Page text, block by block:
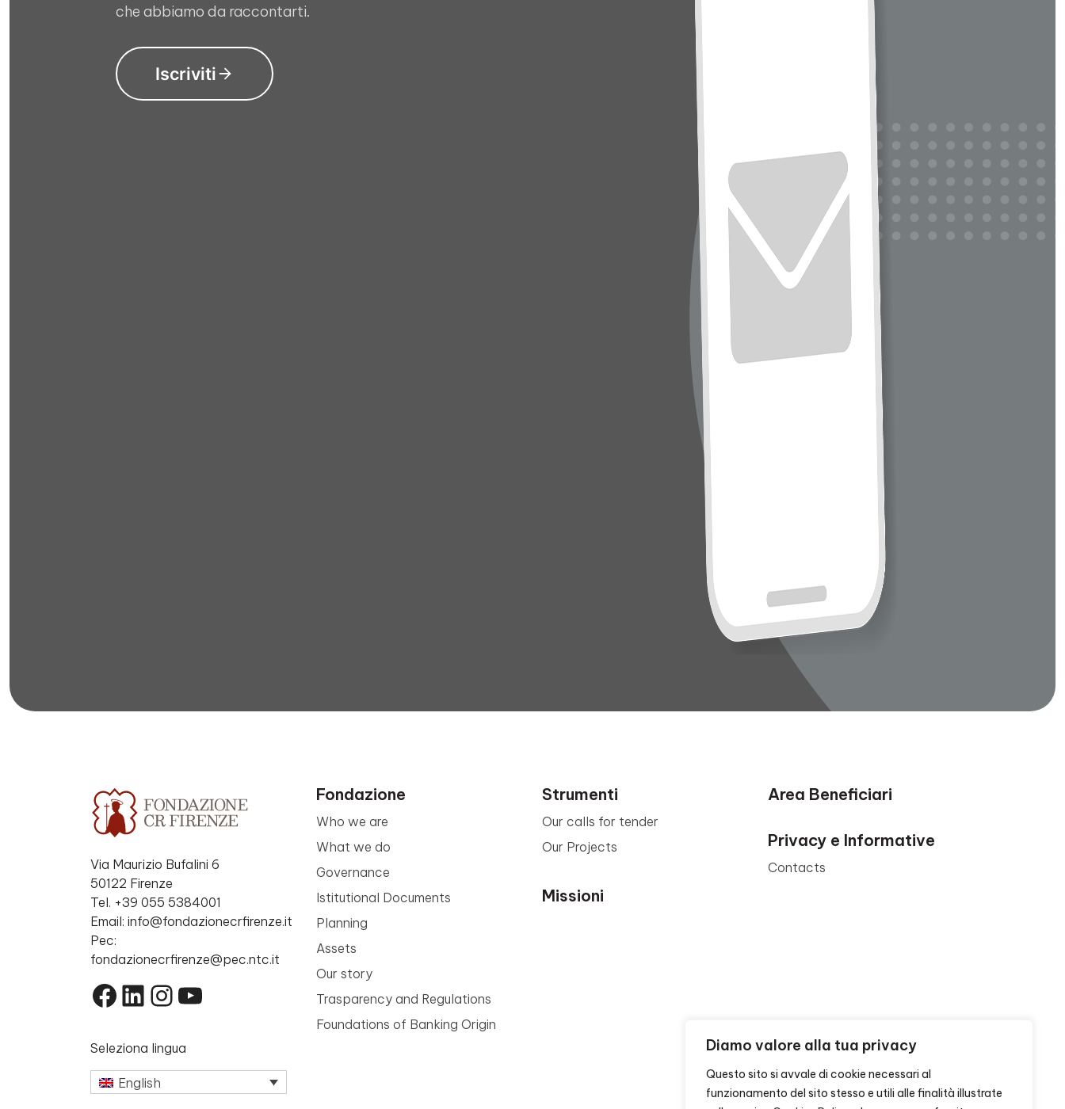
Diamo valore alla tua privacy
Questo sito si avvale di cookie necessari al
funzionamento del sito stesso e utili alle finalità illustrate
che abbiamo da raccontarti.
Iscriviti
Via Maurizio Bufalini 6
50122 Firenze
Tel. +39 055 5384001
Email: info@fondazionecrfirenze.it
Pec:
fondazionecrfirenze@pec.ntc.it
Facebook
LinkedIn
Instagram
YouTube
Seleziona lingua
English
Fondazione
Who we are
What we do
Governance
Istitutional Documents
Planning
Assets
Our story
Trasparency and Regulations
Foundations of Banking Origin
Strumenti
Our calls for tender
Our Projects
Missioni
Area Beneficiari
Privacy e Informative
Contacts